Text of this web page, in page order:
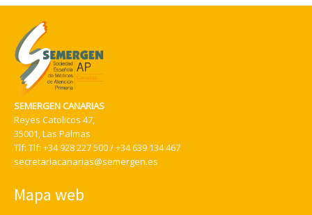
SEMERGEN CANARIAS
Reyes Catolicos 47,
35001, Las Palmas
Tlf: Tlf: +34 928 227 500 / +34 639 134 467
secretariacanarias@semergen.es
Mapa web